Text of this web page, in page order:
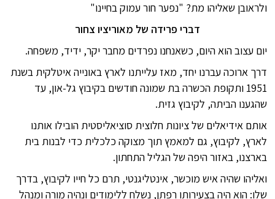
ולראובן שאליהו מת? "נפער חור עמוק בחיינו"
דברי פרידה של מאוריציו צחור
יום עצוב הוא היום, כשאנחנו נפרדים מחבר יקר, ידיד, משפחה.
דרך ארוכה עברנו יחד, מאז עלייתנו לארץ באונייה איטלקית בשנת
1951 ותקופת הכשרה בת שמונה חודשים בקיבוץ גל-און, עד
שהגענו הביתה, לקיבוץ גזית.
אותם אידיאלים של ציונות חלוצית סוציאליסטית הובילו אותנו
לארץ, לקיבוץ, גם למאמץ תוך מצוקה כלכלית כדי לבנות בית
בארצנו, באזור היפה של הגליל התחתון.
ואליהו שהיה איש מוכשר, אינטליגנטי, תרם כל חייו לקיבוץ, בדרך
שלו: הוא היה בצעירותו רפתן, נשלח ללימודים ונהיה מורה ומנהל